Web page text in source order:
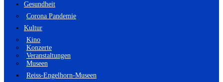
Gesundheit
Corona Pandemie
Kultur
Kino
Konzerte
Veranstaltungen
Museen
Reiss-Engelhorn-Museen